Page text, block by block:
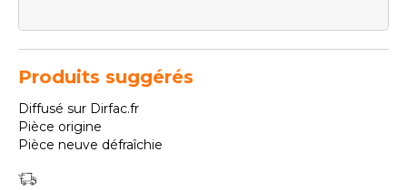
Produits suggérés
Diffusé sur Dirfac.fr
Pièce origine
Pièce neuve défraîchie